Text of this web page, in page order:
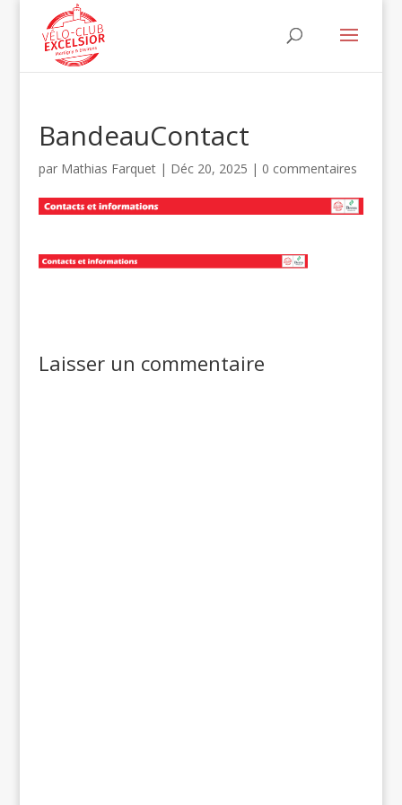
BandeauContact
par Mathias Farquet| Déc 20, 2025 | 0 commentaires
Laisser un commentaire